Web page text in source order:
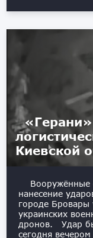
Киевской
Вооружённые
нанесение
городе Бровары
украинских
дронов. Удар
сегодня